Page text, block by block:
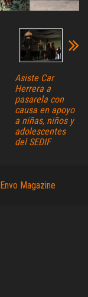
Asiste Car
Herrera a
pasarela con
causa en apoyo
a niñas, niños y
adolescentes
del SEDIF
Envo Magazine